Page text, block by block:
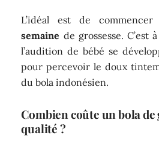
L’idéal est de
semaine de grossesse. C’est
l’audition de bébé se
pour percevoir le doux
du bola indonésien.
Combien coûte un bola de
qualité ?